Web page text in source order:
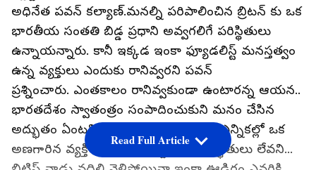
అధినేత పవన్ కల్యాణ్.మనల్ని పరిపాలించిన బ్రిటన్ కు ఒక
భారతీయ సంతతి బిడ్డ ప్రధాని అవ్వగలిగే పరిస్థితులు
ఉన్నాయన్నారు. కానీ ఇక్కడ ఇంకా ఫ్యూడలిస్ట్ మనస్తత్వం
ఉన్న వ్యక్తులు ఎందుకు రానివ్వరని పవన్
ప్రశ్నించారు. ఎంతకాలం రానివ్వకుండా ఉంటారన్న ఆయన..
భారతదేశం స్వాతంత్రం సంపాదించుకుని మనం చేసిన
అద్భుతం ఏంటని నిలదీశారు. పంచాయతీ ఎన్నికల్లో ఒక
అణగారిన వ్యక్తి నామినేషన్ వేద్దామనే పరిస్థితులు లేవని...
Read Full Article